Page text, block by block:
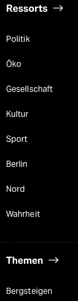
Ressorts
Politik
Öko
Gesellschaft
Kultur
Sport
Berlin
Nord
Wahrheit
Themen
Bergsteigen